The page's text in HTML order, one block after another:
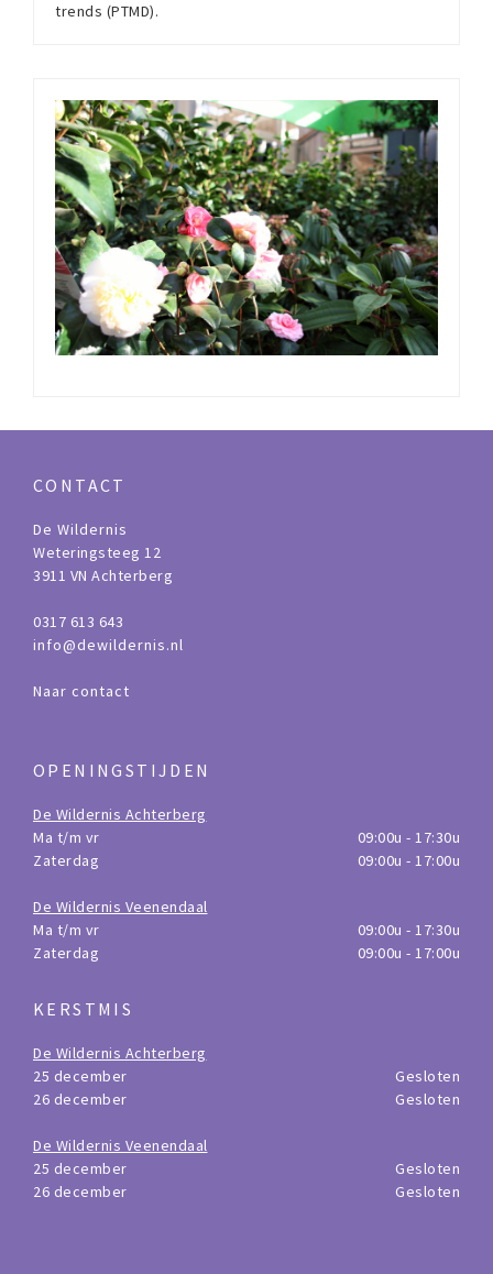
trends (PTMD).
CONTACT
De Wildernis
Weteringsteeg 12
3911 VN Achterberg
0317 613 643
info@dewildernis.nl
Naar contact
OPENINGSTIJDEN
De Wildernis Achterberg
Ma t/m vr
09:00u - 17:30u
Zaterdag
09:00u - 17:00u
De Wildernis Veenendaal
Ma t/m vr
09:00u - 17:30u
Zaterdag
09:00u - 17:00u
KERSTMIS
De Wildernis Achterberg
25 december
Gesloten
26 december
Gesloten
De Wildernis Veenendaal
25 december
Gesloten
26 december
Gesloten